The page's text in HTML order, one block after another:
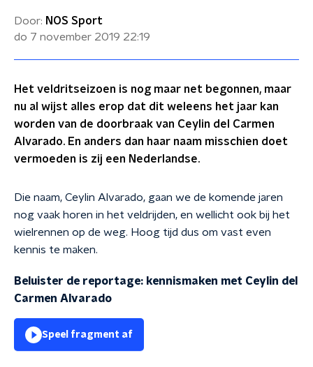
Door: NOS Sport
do 7 november 2019 22:19
Het veldritseizoen is nog maar net begonnen, maar
nu al wijst alles erop dat dit weleens het jaar kan
worden van de doorbraak van Ceylin del Carmen
Alvarado. En anders dan haar naam misschien doet
vermoeden is zij een Nederlandse.
Die naam, Ceylin Alvarado, gaan we de komende jaren
nog vaak horen in het veldrijden, en wellicht ook bij het
wielrennen op de weg. Hoog tijd dus om vast even
kennis te maken.
Beluister de reportage: kennismaken met Ceylin del
Carmen Alvarado
Speel fragment af